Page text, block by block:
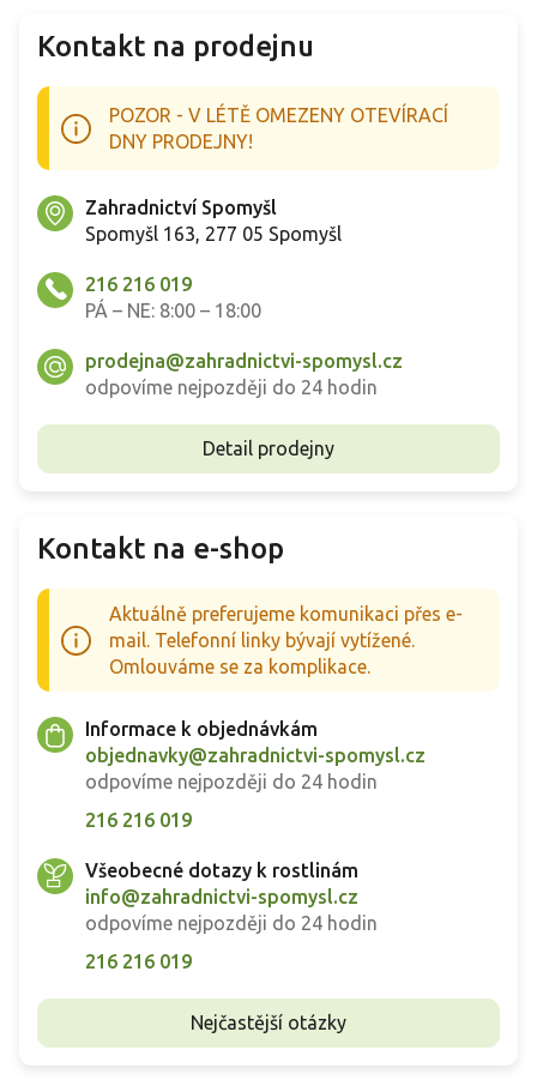
s
Kontakt na prodejnu
POZOR - V LÉTĚ OMEZENY OTEVÍRACÍ
DNY PRODEJNY!
Zahradnictví Spomyšl
Spomyšl 163, 277 05 Spomyšl
216 216 019
PÁ – NE: 8:00 – 18:00
prodejna@zahradnictvi-spomysl.cz
odpovíme nejpozději do 24 hodin
Detail prodejny
Kontakt na e-shop
Aktuálně preferujeme komunikaci přes e-
mail. Telefonní linky bývají vytížené.
Omlouváme se za komplikace.
Informace k objednávkám
objednavky@zahradnictvi-spomysl.cz
odpovíme nejpozději do 24 hodin
216 216 019
Všeobecné dotazy k rostlinám
info@zahradnictvi-spomysl.cz
odpovíme nejpozději do 24 hodin
216 216 019
Nejčastější otázky